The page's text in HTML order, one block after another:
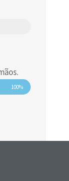
100%